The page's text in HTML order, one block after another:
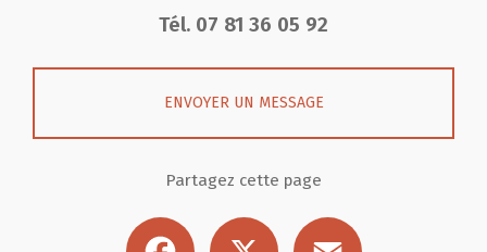
Tél. 07 81 36 05 92
ENVOYER UN MESSAGE
Partagez cette page
Facebook